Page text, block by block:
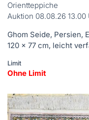
Orientteppiche
Auktion 08.08.26 13.00
Ghom Seide, Persien,
120 x 77 cm, leicht
Limit
Ohne Limit